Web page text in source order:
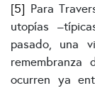
[5] Para
utopías
pasado, una
remembranza
ocurren ya